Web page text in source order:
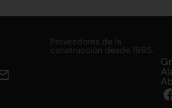
Proveedores de la
construcción desde 1965.